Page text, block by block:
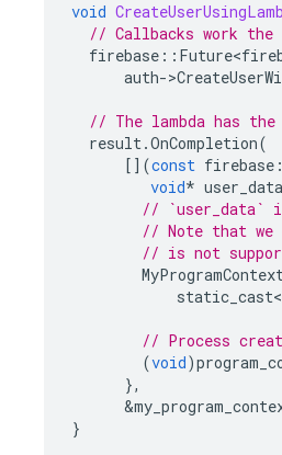
void
// Callbacks work
firebase ::
auth->
// The lambda has
result.OnCompletion(
[](const firebase
void* user_data
// `user_data`
// Note that
// is not
// Process
(void)
},
&
}